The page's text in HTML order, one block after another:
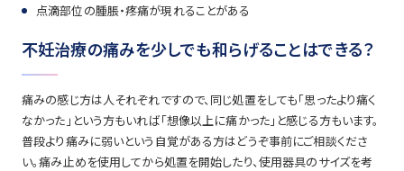
点滴部位の腫脹・疼痛が現れることがある
不妊治療の痛みを少しでも和らげることはできる？
痛みの感じ方は人それぞれですので、同じ処置をしても「思ったより痛く
なかった」という方もいれば「想像以上に痛かった」と感じる方もいます。
普段より痛みに弱いという自覚がある方はどうぞ事前にご相談くださ
い。痛み止めを使用してから処置を開始したり、使用器具のサイズを考